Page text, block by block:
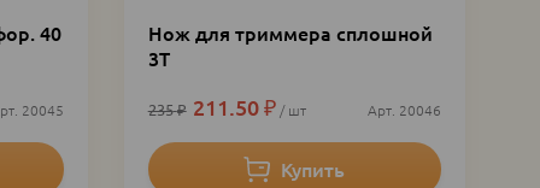
40
20045
Нож для триммера сплошной
3Т
235 ₽ 211.50 ₽ шт 20046